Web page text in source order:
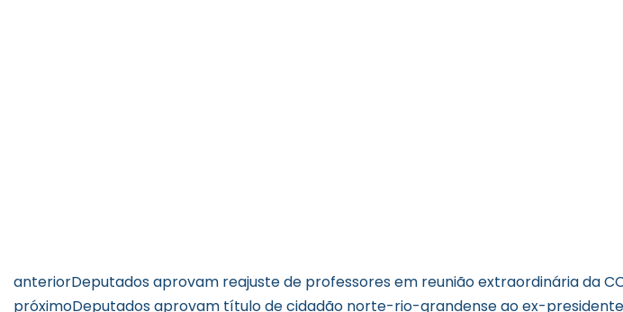
anteriorDeputados aprovam reajuste de professores em reunião extraordinária da
próximoDeputados aprovam título de cidadão norte-rio-grandense ao ex-